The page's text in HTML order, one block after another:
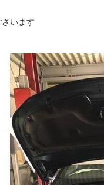
います